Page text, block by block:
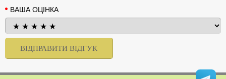
ВАША ОЦІНКА